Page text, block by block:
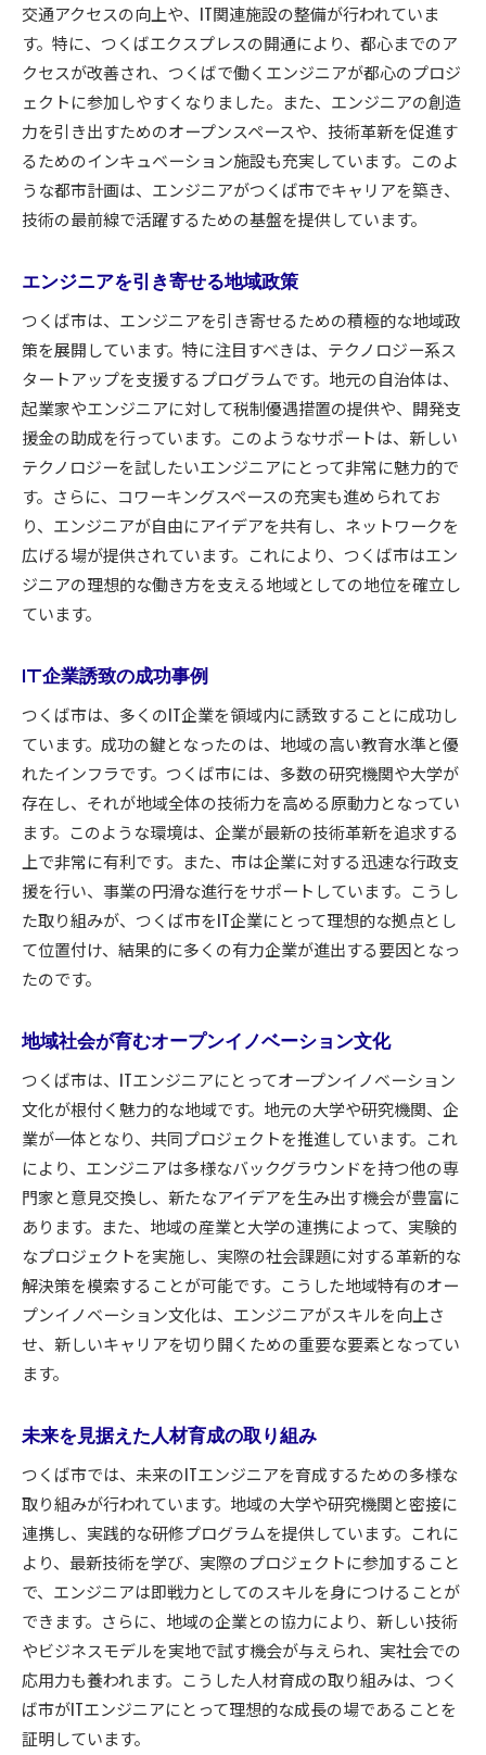
交通アクセスの向上や、IT関連施設の整備が行われていま
す。特に、つくばエクスプレスの開通により、都心までのア
クセスが改善され、つくばで働くエンジニアが都心のプロジ
ェクトに参加しやすくなりました。また、エンジニアの創造
力を引き出すためのオープンスペースや、技術革新を促進す
るためのインキュベーション施設も充実しています。このよ
うな都市計画は、エンジニアがつくば市でキャリアを築き、
技術の最前線で活躍するための基盤を提供しています。
エンジニアを引き寄せる地域政策
つくば市は、エンジニアを引き寄せるための積極的な地域政
策を展開しています。特に注目すべきは、テクノロジー系ス
タートアップを支援するプログラムです。地元の自治体は、
起業家やエンジニアに対して税制優遇措置の提供や、開発支
援金の助成を行っています。このようなサポートは、新しい
テクノロジーを試したいエンジニアにとって非常に魅力的で
す。さらに、コワーキングスペースの充実も進められてお
り、エンジニアが自由にアイデアを共有し、ネットワークを
広げる場が提供されています。これにより、つくば市はエン
ジニアの理想的な働き方を支える地域としての地位を確立し
ています。
IT企業誘致の成功事例
つくば市は、多くのIT企業を領域内に誘致することに成功し
ています。成功の鍵となったのは、地域の高い教育水準と優
れたインフラです。つくば市には、多数の研究機関や大学が
存在し、それが地域全体の技術力を高める原動力となってい
ます。このような環境は、企業が最新の技術革新を追求する
上で非常に有利です。また、市は企業に対する迅速な行政支
援を行い、事業の円滑な進行をサポートしています。こうし
た取り組みが、つくば市をIT企業にとって理想的な拠点とし
て位置付け、結果的に多くの有力企業が進出する要因となっ
たのです。
地域社会が育むオープンイノベーション文化
つくば市は、ITエンジニアにとってオープンイノベーション
文化が根付く魅力的な地域です。地元の大学や研究機関、企
業が一体となり、共同プロジェクトを推進しています。これ
により、エンジニアは多様なバックグラウンドを持つ他の専
門家と意見交換し、新たなアイデアを生み出す機会が豊富に
あります。また、地域の産業と大学の連携によって、実験的
なプロジェクトを実施し、実際の社会課題に対する革新的な
解決策を模索することが可能です。こうした地域特有のオー
プンイノベーション文化は、エンジニアがスキルを向上さ
せ、新しいキャリアを切り開くための重要な要素となってい
ます。
未来を見据えた人材育成の取り組み
つくば市では、未来のITエンジニアを育成するための多様な
取り組みが行われています。地域の大学や研究機関と密接に
連携し、実践的な研修プログラムを提供しています。これに
より、最新技術を学び、実際のプロジェクトに参加すること
で、エンジニアは即戦力としてのスキルを身につけることが
できます。さらに、地域の企業との協力により、新しい技術
やビジネスモデルを実地で試す機会が与えられ、実社会での
応用力も養われます。こうした人材育成の取り組みは、つく
ば市がITエンジニアにとって理想的な成長の場であることを
証明しています。